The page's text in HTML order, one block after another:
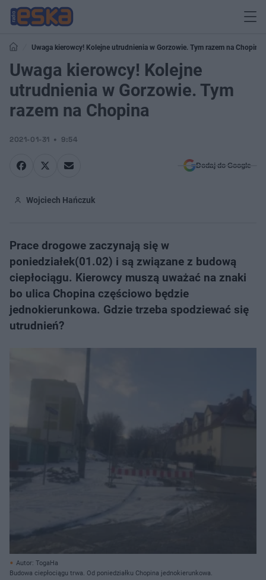
Uwaga kierowcy! Kolejne utrudnienia w Gorzowie. Tym razem na Chopina
Uwaga kierowcy! Kolejne
utrudnienia w Gorzowie. Tym
razem na Chopina
2021-01-31 9:54
Dodaj do Google
Wojciech Hańczuk
Prace drogowe zaczynają się w
poniedziałek(01.02) i są związane z budową
ciepłociągu. Kierowcy muszą uważać na znaki
bo ulica Chopina częściowo będzie
jednokierunkowa. Gdzie trzeba spodziewać się
utrudnień?
Autor: TogaHa
Budowa ciepłociągu trwa. Od poniedziałku Chopina jednokierunkowa.